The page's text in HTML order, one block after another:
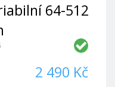
64-512
2 490 Kč